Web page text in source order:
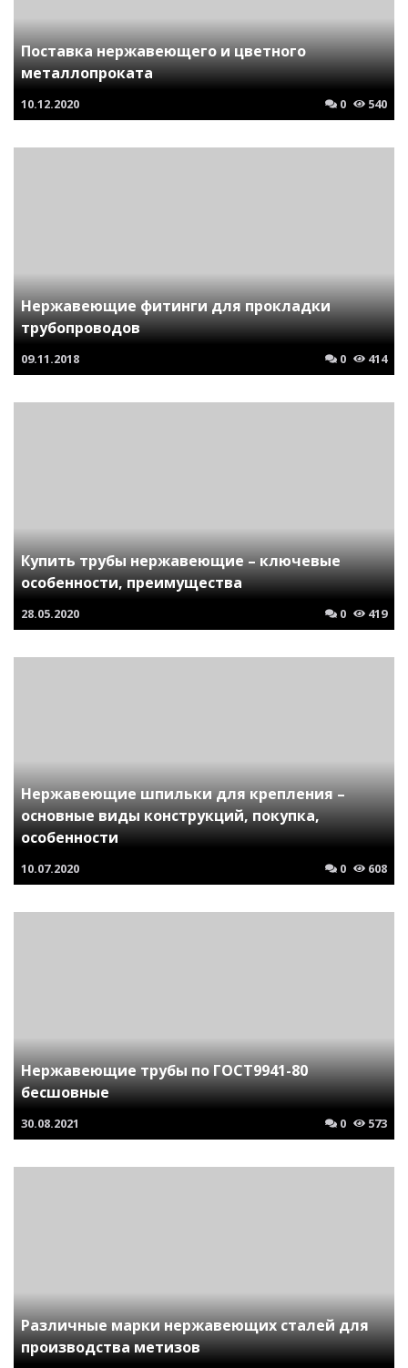
Поставка нержавеющего и цветного
металлопроката
10.12.2020 0 540
Нержавеющие фитинги для прокладки
трубопроводов
09.11.2018 0 414
Купить трубы нержавеющие – ключевые
особенности, преимущества
28.05.2020 0 419
Нержавеющие шпильки для крепления –
основные виды конструкций, покупка,
особенности
10.07.2020 0 608
Нержавеющие трубы по ГОСТ9941-80
бесшовные
30.08.2021 0 573
Различные марки нержавеющих сталей для
производства метизов